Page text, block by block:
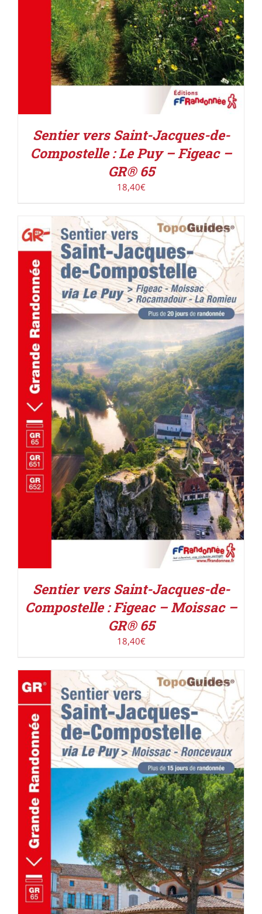
Sentier vers Saint-Jacques-de-
Compostelle : Le Puy – Figeac –
GR® 65
18,40€
AJOUTER AU PANIER / DÉTAILS
Sentier vers Saint-Jacques-de-
Compostelle : Figeac – Moissac –
GR® 65
18,40€
AJOUTER AU PANIER / DÉTAILS